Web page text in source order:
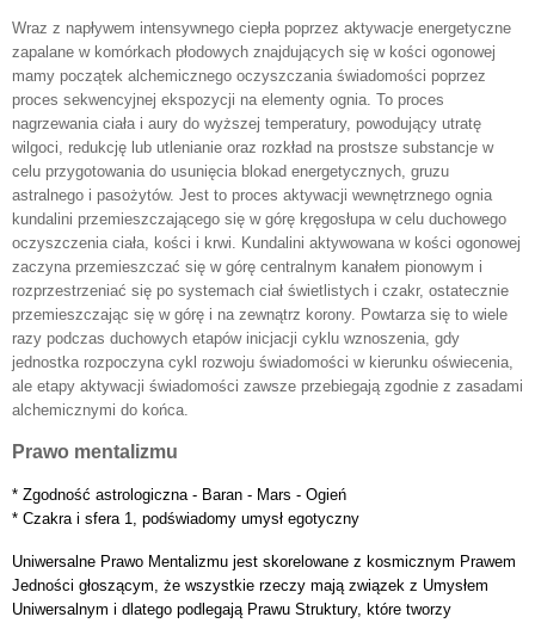
Wraz z napływem intensywnego ciepła poprzez aktywacje energetyczne
zapalane w komórkach płodowych znajdujących się w kości ogonowej
mamy początek alchemicznego oczyszczania świadomości poprzez
proces sekwencyjnej ekspozycji na elementy ognia. To proces
nagrzewania ciała i aury do wyższej temperatury, powodujący utratę
wilgoci, redukcję lub utlenianie oraz rozkład na prostsze substancje w
celu przygotowania do usunięcia blokad energetycznych, gruzu
astralnego i pasożytów. Jest to proces aktywacji wewnętrznego ognia
kundalini przemieszczającego się w górę kręgosłupa w celu duchowego
oczyszczenia ciała, kości i krwi. Kundalini aktywowana w kości ogonowej
zaczyna przemieszczać się w górę centralnym kanałem pionowym i
rozprzestrzeniać się po systemach ciał świetlistych i czakr, ostatecznie
przemieszczając się w górę i na zewnątrz korony. Powtarza się to wiele
razy podczas duchowych etapów inicjacji cyklu wznoszenia, gdy
jednostka rozpoczyna cykl rozwoju świadomości w kierunku oświecenia,
ale etapy aktywacji świadomości zawsze przebiegają zgodnie z zasadami
alchemicznymi do końca.
Prawo mentalizmu
* Zgodność astrologiczna - Baran - Mars - Ogień
* Czakra i sfera 1, podświadomy umysł egotyczny
Uniwersalne Prawo Mentalizmu jest skorelowane z kosmicznym Prawem
Jedności głoszącym, że wszystkie rzeczy mają związek z Umysłem
Uniwersalnym i dlatego podlegają Prawu Struktury, które tworzy